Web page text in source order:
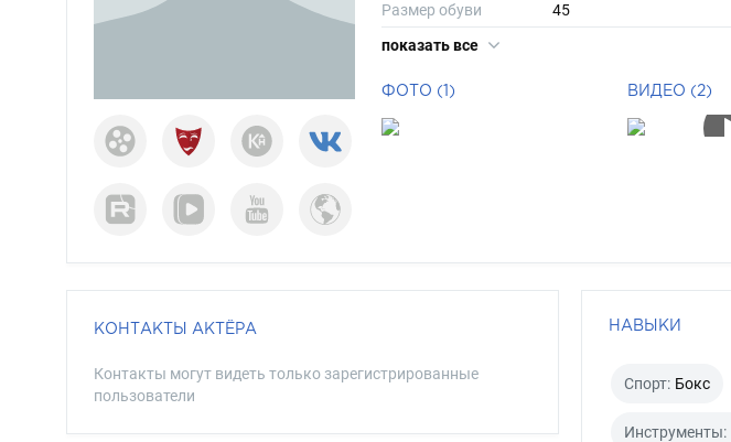
Размер обуви
45
Длина волос
показать все
ФОТО (1) ВИДЕО (2)
КОНТАКТЫ АКТЁРА
Контакты могут видеть только зарегистрированные
пользователи
НАВЫКИ
Спорт: Бокс
Инструменты: